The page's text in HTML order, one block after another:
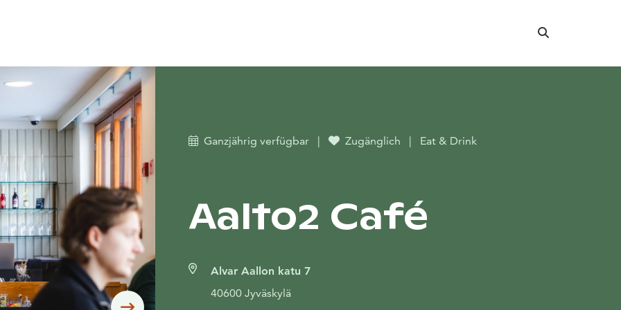
Suche
Siirry seuraavaan
Ganzjährig verfügbar | Zugänglich | Eat & Drink
Aalto2 Café
Alvar Aallon katu 7
40600 Jyväskylä